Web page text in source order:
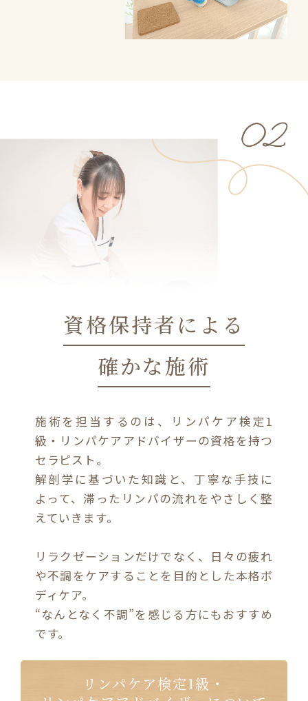
資格保持者による
確かな施術
施術を担当するのは、リンパケア検定1
級・リンパケアアドバイザーの資格を持つ
セラピスト。
解剖学に基づいた知識と、丁寧な手技に
よって、滞ったリンパの流れをやさしく整
えていきます。
リラクゼーションだけでなく、日々の疲れ
や不調をケアすることを目的とした本格ボ
ディケア。
“なんとなく不調”を感じる方にもおすすめ
です。
リンパケア検定1級・